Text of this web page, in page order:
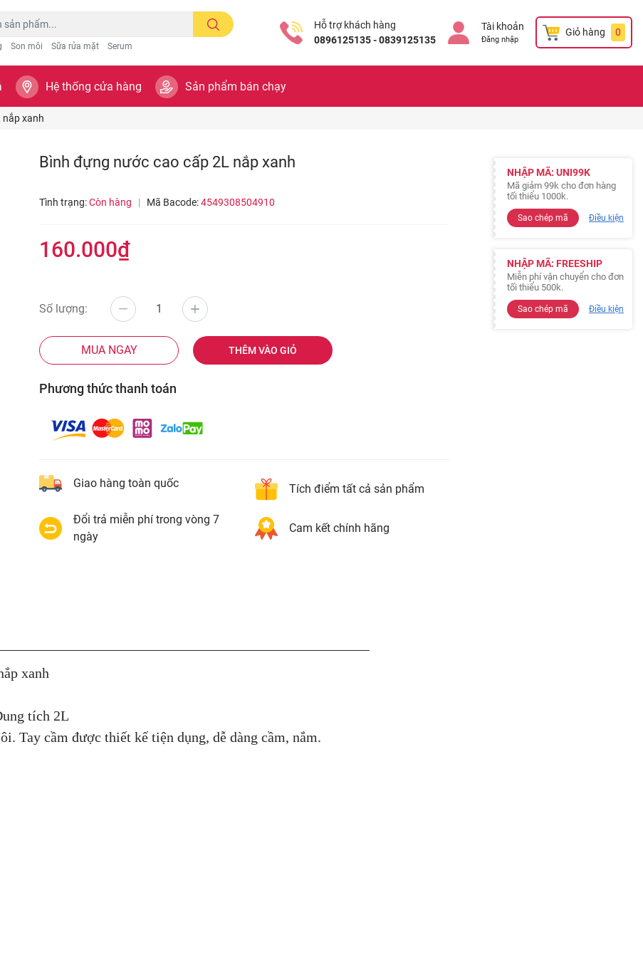
Son môi Sữa rửa mặt Serum
Hỗ trợ khách hàng
0896125135 - 0839125135
Tài khoản
Đăng nhập
Giỏ hàng 0
Hệ thống cửa hàng Sản phẩm bán chạy
nắp xanh
Bình đựng nước cao cấp 2L nắp xanh
Tình trạng:Còn hàng | Mã Bacode:4549308504910
160.000₫
Số lượng:
MUA NGAY THÊM VÀO GIỎ
Phương thức thanh toán
Giao hàng toàn quốc Tích điểm tất cả sản phẩm
Đổi trả miễn phí trong vòng 7
ngày
Cam kết chính hãng
NHẬP MÃ: UNI99K
Mã giảm 99k cho đơn hàng
tối thiểu 1000k.
Sao chép mã Điều kiện
NHẬP MÃ: FREESHIP
Miễn phí vận chuyển cho đơn
tối thiểu 500k.
Sao chép mã Điều kiện
xanh
tích 2L
Tay cầm được thiết kế tiện dụng, dễ dàng cầm, nắm.